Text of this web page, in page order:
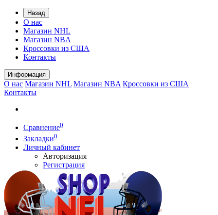
Назад
О нас
Магазин NHL
Магазин NBA
Кроссовки из США
Контакты
Информация
О нас Магазин NHL Магазин NBA Кроссовки из США
Контакты
Сравнение0
Закладки0
Личный кабинет
Авторизация
Регистрация